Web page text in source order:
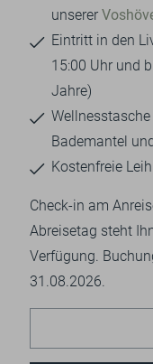
unserer
Eintritt in den
15:00 Uhr und
Jahre)
Bademantel
Kostenfreie
Check-in am
Abreisetag steht
Verfügung.
31.08.2026.